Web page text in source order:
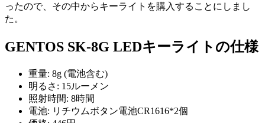
ったので、その中からキーライトを購入することにしまし
た。
GENTOS SK-8G LEDキーライトの仕様
重量: 8g (電池含む)
明るさ: 15ルーメン
照射時間: 8時間
電池: リチウムボタン電池CR1616*2個